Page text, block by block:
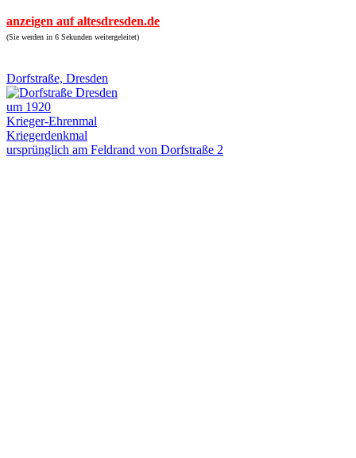
anzeigen auf altesdresden.de
(Sie werden in 6 Sekunden weitergeleitet)
Dorfstraße, Dresden
um 1920
Krieger-Ehrenmal
Kriegerdenkmal
ursprünglich am Feldrand von Dorfstraße 2